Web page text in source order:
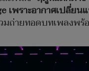
เพราะอากาศเปลี่ยน
มถ่ายทอดบทเพลงพร้